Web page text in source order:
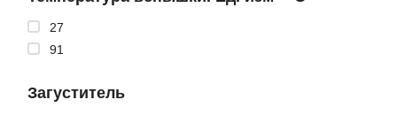
27
91
Загуститель